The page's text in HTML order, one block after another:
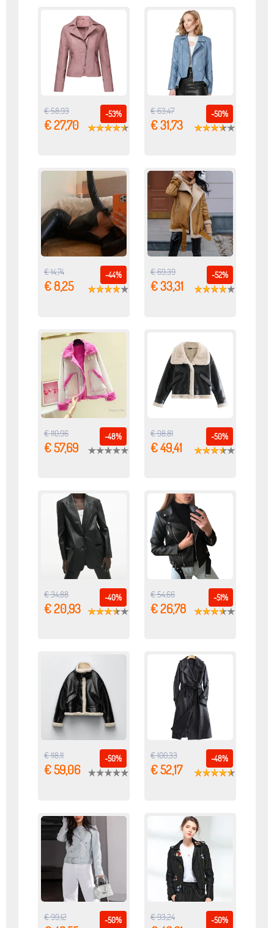
-53%
€ 58,93
€ 27,70
-50%
€ 63,47
€ 31,73
-44%
€ 14,74
€ 8,25
-52%
€ 69,39
€ 33,31
-48%
€ 110,96
€ 57,69
-50%
€ 98,81
€ 49,41
-40%
€ 34,88
€ 20,93
-51%
€ 54,66
€ 26,78
-50%
€ 118,11
€ 59,06
-48%
€ 100,33
€ 52,17
-50%
€ 99,12 -50%
€ 93,24